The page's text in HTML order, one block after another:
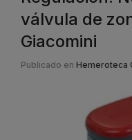
válvula de
Giacomini
Publicado en Hemeroteca